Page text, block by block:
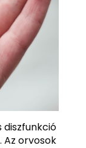
diszfunkció
orvosok